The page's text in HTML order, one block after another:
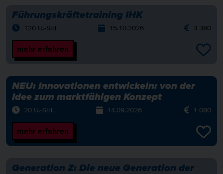
Führungskräftetraining IHK
120 U.-Std. 15.10.2026 3 380
mehr erfahren
NEU: Innovationen entwickeln: von der
Idee zum marktfähigen Konzept
20 U.-Std. 14.09.2026 1 080
mehr erfahren
Generation Z: Die neue Generation der